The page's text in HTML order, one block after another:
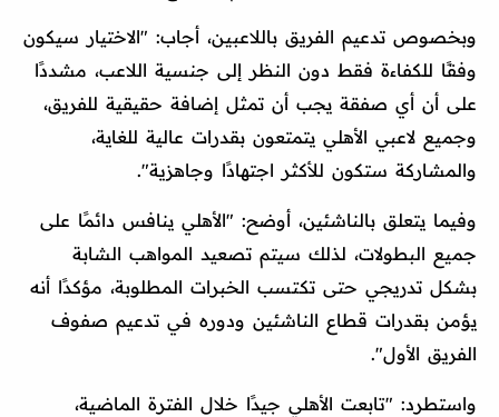
وبخصوص تدعيم الفريق باللاعبين، أجاب: "الاختيار سيكون
وفقًا للكفاءة فقط دون النظر إلى جنسية اللاعب، مشددًا
على أن أي صفقة يجب أن تمثل إضافة حقيقية للفريق،
وجميع لاعبي الأهلي يتمتعون بقدرات عالية للغاية،
والمشاركة ستكون للأكثر اجتهادًا وجاهزية".
وفيما يتعلق بالناشئين، أوضح: "الأهلي ينافس دائمًا على
جميع البطولات، لذلك سيتم تصعيد المواهب الشابة
بشكل تدريجي حتى تكتسب الخبرات المطلوبة، مؤكدًا أنه
يؤمن بقدرات قطاع الناشئين ودوره في تدعيم صفوف
الفريق الأول".
واستطرد: "تابعت الأهلي جيدًا خلال الفترة الماضية،